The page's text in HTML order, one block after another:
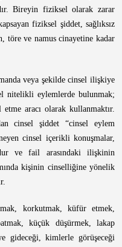
Bireyin fiziksel olarak zarar
fiziksel şiddet, sağlıksız
töre ve namus cinayetine kadar
veya şekilde cinsel ilişkiye
nitelikli eylemlerde bulunmak;
aracı olarak kullanmaktır.
cinsel şiddet “cinsel eylem
cinsel içerikli konuşmalar,
ve fail arasındaki ilişkinin
kişinin cinselliğine yönelik
korkutmak, küfür etmek,
küçük düşürmek, lakap
gideceği, kimlerle görüşeceği